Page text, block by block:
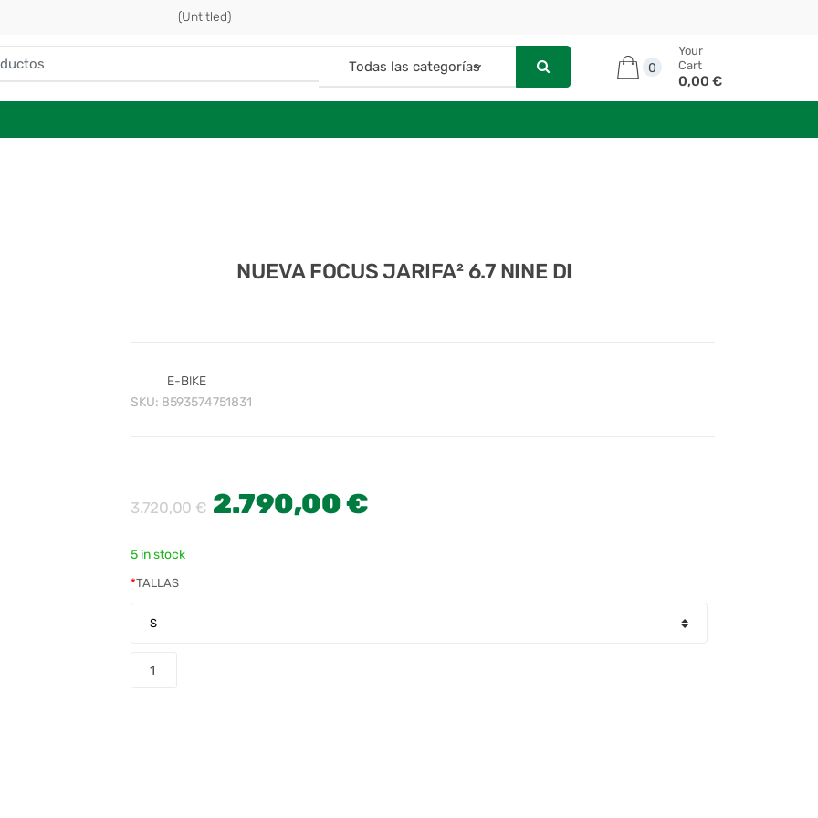
(Untitled)
0
Your
Cart
0,00 €
NUEVA FOCUS JARIFA² 6.7 NINE DI
E-BIKE
SKU: 8593574751831
3.720,00€ 2.790,00€
5 in stock
*TALLAS